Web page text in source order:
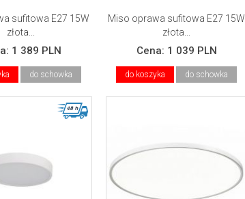
sufitowa E27 15W
złota...
1 389 PLN
do schowka
Miso oprawa sufitowa E27 15W
złota...
Cena: 1 039 PLN
do koszyka do schowka